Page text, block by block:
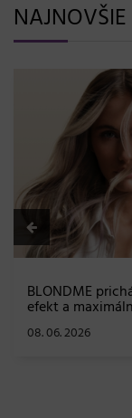
BLONDME
efekt a
08. 06. 2026